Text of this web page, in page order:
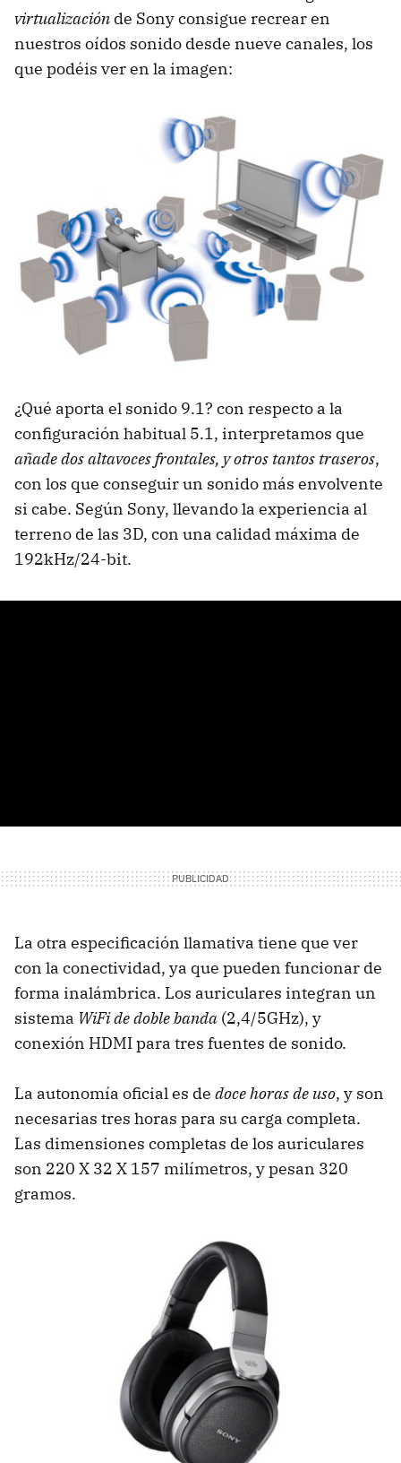
virtualización de Sony consigue recrear en
nuestros oídos sonido desde nueve canales, los
que podéis ver en la imagen:
¿Qué aporta el sonido 9.1? con respecto a la
configuración habitual 5.1, interpretamos que
añade dos altavoces frontales, y otros tantos traseros,
con los que conseguir un sonido más envolvente
si cabe. Según Sony, llevando la experiencia al
terreno de las 3D, con una calidad máxima de
192kHz/24-bit.
La otra especificación llamativa tiene que ver
con la conectividad, ya que pueden funcionar de
forma inalámbrica. Los auriculares integran un
sistema WiFi de doble banda (2,4/5GHz), y
conexión HDMI para tres fuentes de sonido.
La autonomía oficial es de doce horas de uso, y son
necesarias tres horas para su carga completa.
Las dimensiones completas de los auriculares
son 220 X 32 X 157 milímetros, y pesan 320
gramos.